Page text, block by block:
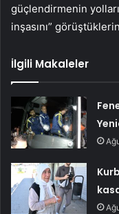
güçlendirmenin
inşasını”
İlgili Makaleler